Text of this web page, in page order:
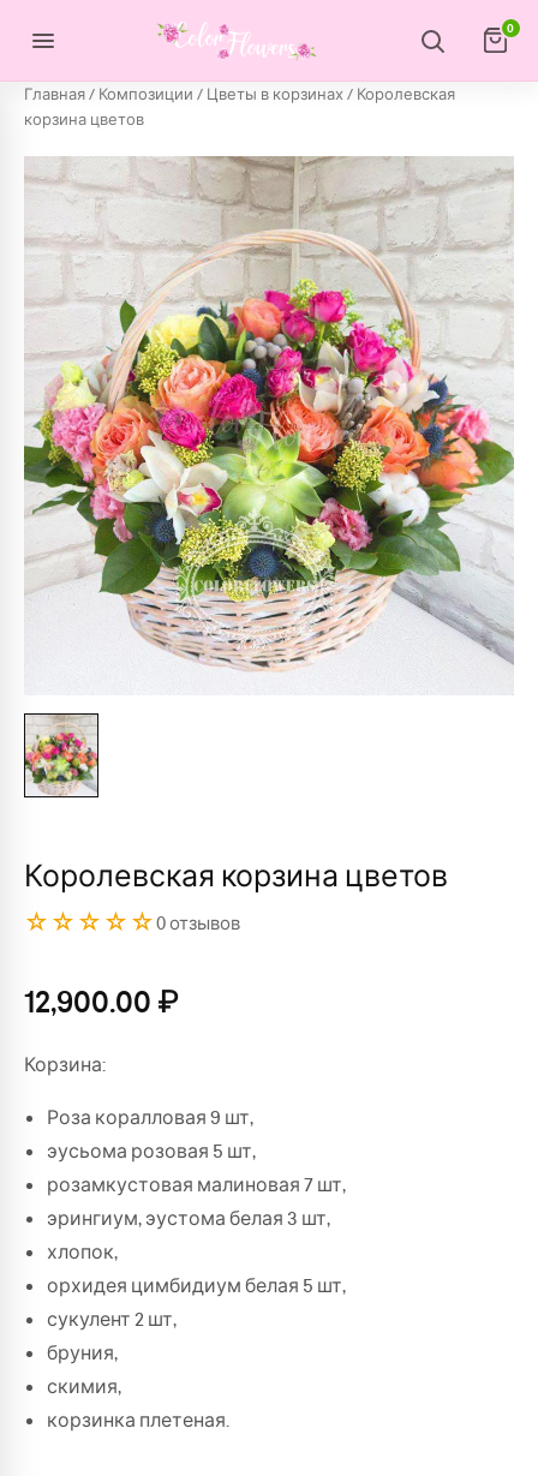
0
Главная/ Композиции / Цветы в корзинах / Королевская
корзина цветов
Королевская корзина цветов
☆☆☆☆☆0 отзывов
12,900.00 ₽
Корзина:
Роза коралловая 9 шт,
эусьома розовая 5 шт,
розамкустовая малиновая 7 шт,
эрингиум, эустома белая 3 шт,
хлопок,
орхидея цимбидиум белая 5 шт,
сукулент 2 шт,
бруния,
скимия,
корзинка плетеная.